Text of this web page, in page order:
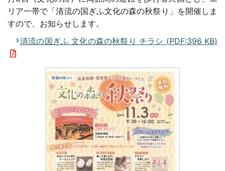
リア一帯で「清流の国ぎふ文化の森の秋祭り」を開催しま
すので、お知らせします。
清流の国ぎふ 文化の森の秋祭り チラシ (PDF:396 KB)